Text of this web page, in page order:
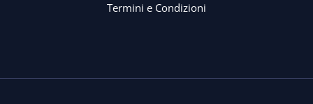
Termini e Condizioni